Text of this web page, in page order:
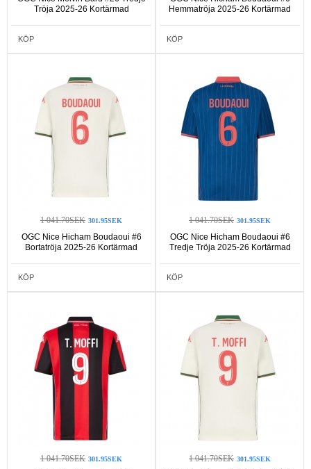
Tröja 2025-26 Kortärmad
KÖP
Hemmatröja 2025-26 Kortärmad
KÖP
1 041.70SEK 301.95SEK
OGC Nice Hicham Boudaoui #6
Bortatröja 2025-26 Kortärmad
KÖP
1 041.70SEK 301.95SEK
OGC Nice Hicham Boudaoui #6
Tredje Tröja 2025-26 Kortärmad
KÖP
1 041.70SEK 301.95SEK 1 041.70SEK 301.95SEK